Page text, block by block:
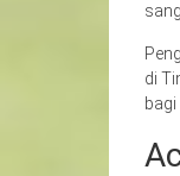
di
bagi